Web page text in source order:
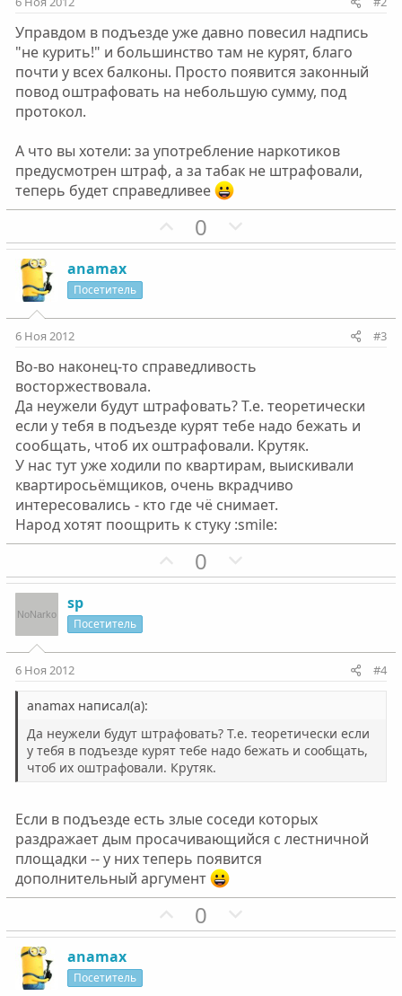
Управдом в подъезде уже давно повесил надпись
"не курить!" и большинство там не курят, благо
почти у всех балконы. Просто появится законный
повод оштрафовать на небольшую сумму, под
протокол.
А что вы хотели: за употребление наркотиков
предусмотрен штраф, а за табак не штрафовали,
теперь будет справедливее
П
о
т
н
ы
й
г
о
л
о
с
0
е
т
н
ы
й
г
о
л
о
с
anamax
Посетитель
6 Ноя 2012 #3
Во-во наконец-то справедливость
восторжествовала.
Да неужели будут штрафовать? Т.е. теоретически
если у тебя в подъезде курят тебе надо бежать и
сообщать, чтоб их оштрафовали. Крутяк.
У нас тут уже ходили по квартирам, выискивали
квартиросьёмщиков, очень вкрадчиво
интересовались - кто где чё снимает.
Народ хотят поощрить к стуку :smile:
П
о
т
ы
й
г
л
о
с
0
е
т
ы
й
л
о
с
sp
Посетитель
6 Ноя 2012 #4
anamax написал(а):
Да неужели будут штрафовать? Т.е. теоретически если
у тебя в подъезде курят тебе надо бежать и сообщать,
чтоб их оштрафовали. Крутяк.
Если в подъезде есть злые соседи которых
раздражает дым просачивающийся с лестничной
площадки -- у них теперь появится
дополнительный аргумент
П
о
0
е
anamax
Посетитель